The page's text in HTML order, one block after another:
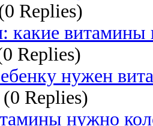
Replies)
какие
Replies)
нужен
(0 Replies)
нужно